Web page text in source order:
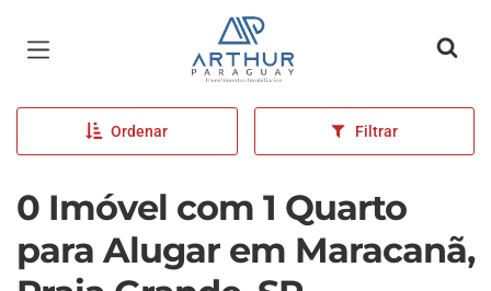
Página inicial
Ordenar Filtrar
0 Imóvel com 1 Quarto
para Alugar em Maracanã,